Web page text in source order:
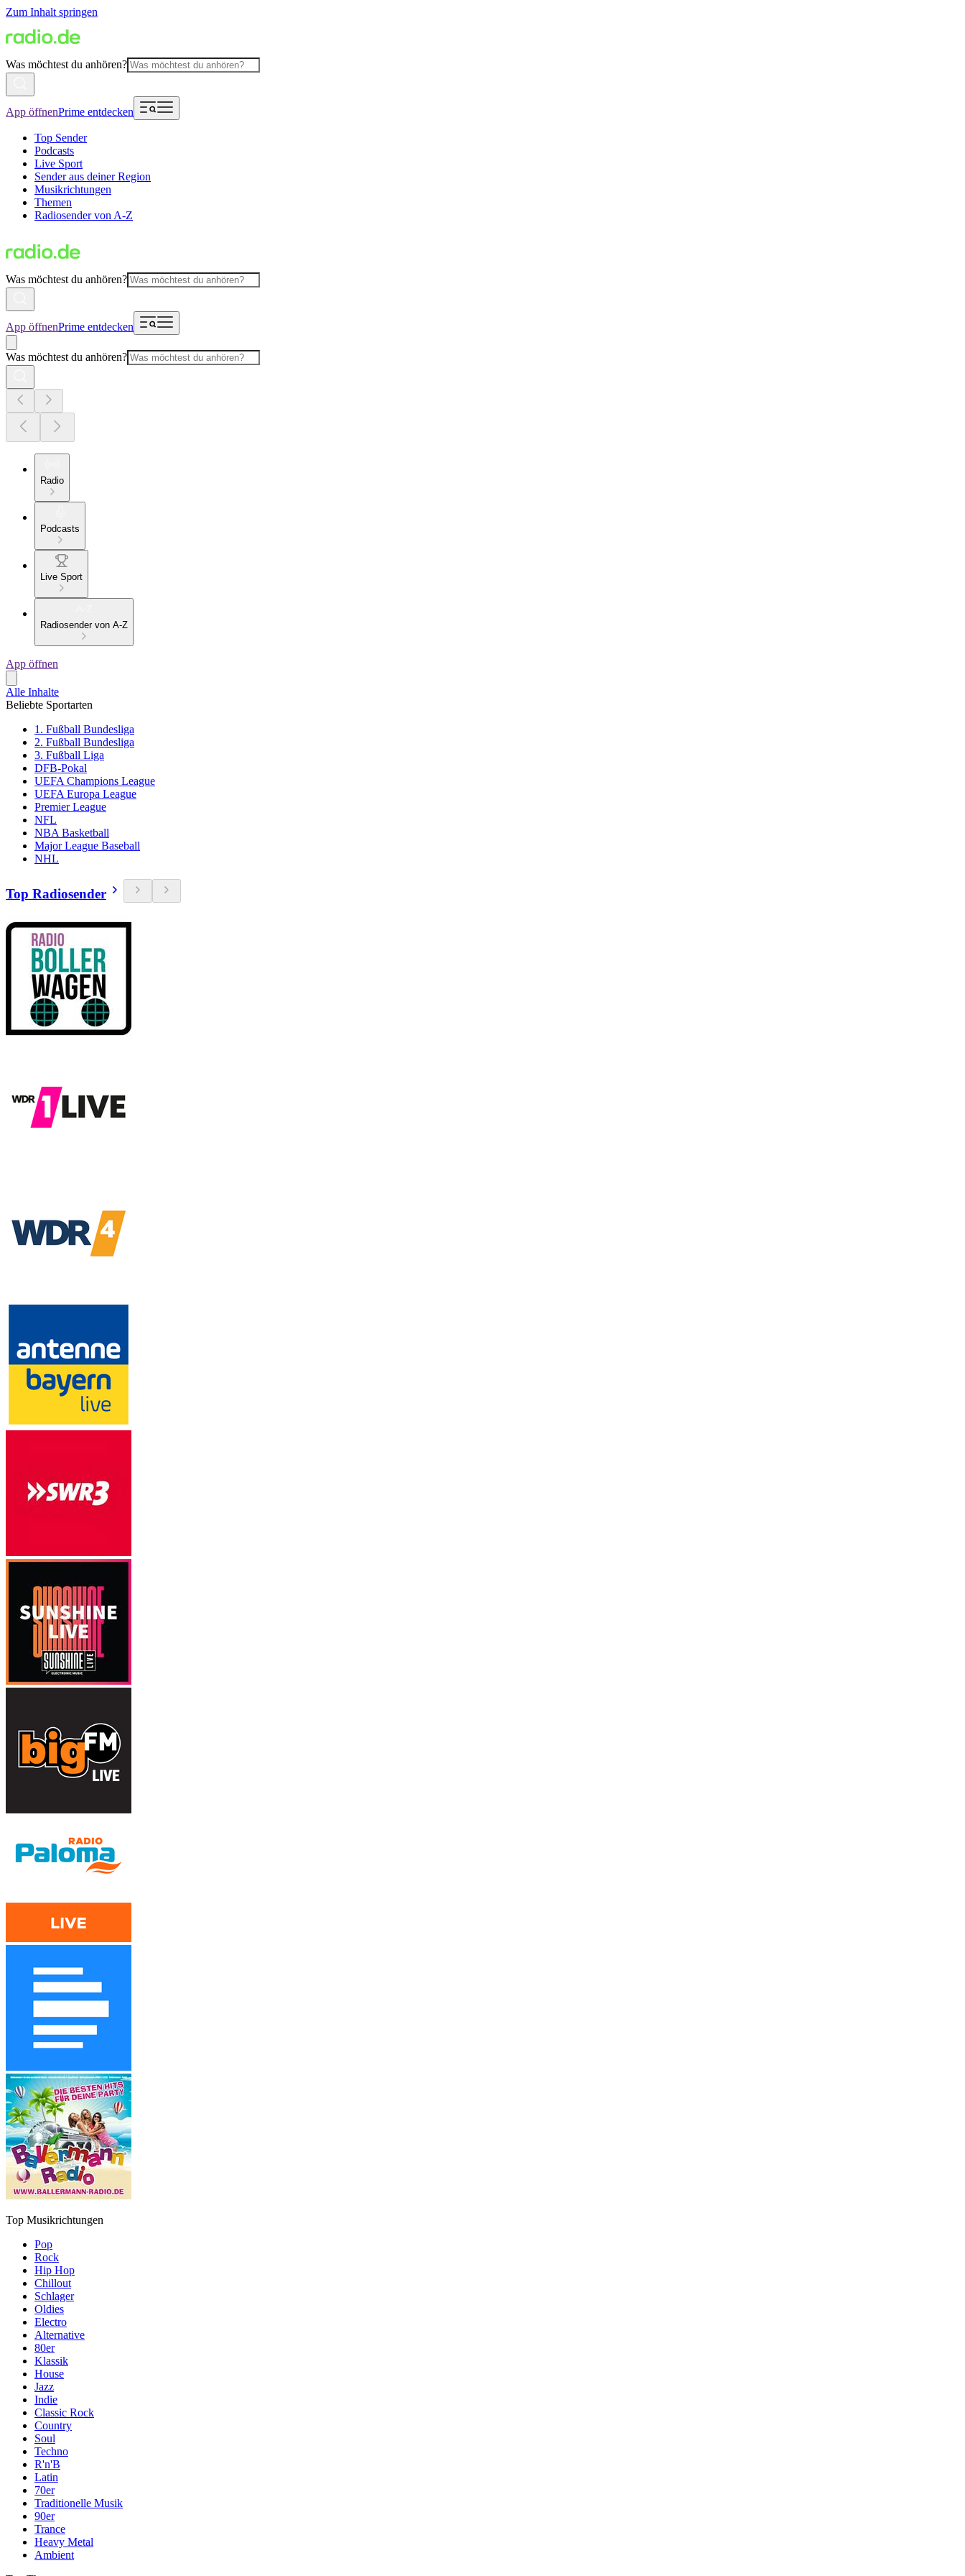
Zum Inhalt springen
Was möchtest du anhören?
App öffnenPrime entdecken
Top Sender
Podcasts
Live Sport
Sender aus deiner Region
Musikrichtungen
Themen
Radiosender von A-Z
Was möchtest du anhören?
App öffnenPrime entdecken
Was möchtest du anhören?
Radio
Podcasts
Live Sport
Radiosender von A-Z
App öffnen
Alle Inhalte
Beliebte Sportarten
1. Fußball Bundesliga
2. Fußball Bundesliga
3. Fußball Liga
DFB-Pokal
UEFA Champions League
UEFA Europa League
Premier League
NFL
NBA Basketball
Major League Baseball
NHL
Top Radiosender
Top Musikrichtungen
Pop
Rock
Hip Hop
Chillout
Schlager
Oldies
Electro
Alternative
80er
Klassik
House
Jazz
Indie
Classic Rock
Country
Soul
Techno
R'n'B
Latin
70er
Traditionelle Musik
90er
Trance
Heavy Metal
Ambient